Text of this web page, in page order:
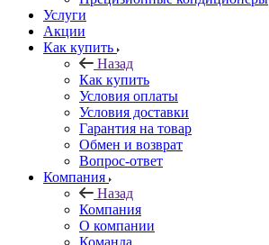
Услуги
Акции
Как купить
Назад
Как купить
Условия оплаты
Условия доставки
Гарантия на товар
Обмен и возврат
Вопрос-ответ
Компания
Назад
Компания
О компании
Команда